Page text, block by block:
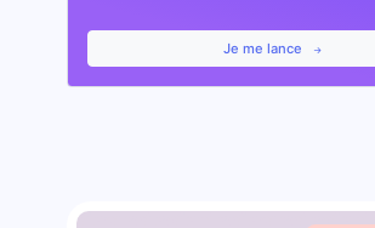
Je me lance